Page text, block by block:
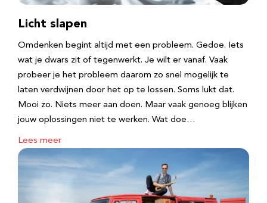
Licht slapen
Omdenken begint altijd met een probleem. Gedoe. Iets
wat je dwars zit of tegenwerkt. Je wilt er vanaf. Vaak
probeer je het probleem daarom zo snel mogelijk te
laten verdwijnen door het op te lossen. Soms lukt dat.
Mooi zo. Niets meer aan doen. Maar vaak genoeg blijken
jouw oplossingen niet te werken. Wat doe…
Lees meer